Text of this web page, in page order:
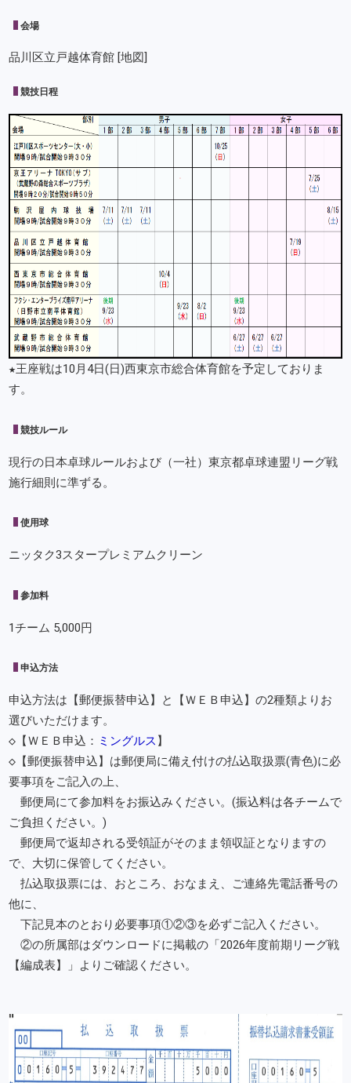
会場
品川区立戸越体育館 [地図]
競技日程
★王座戦は10月4日(日)西東京市総合体育館を予定しておりま
す。
競技ルール
現行の日本卓球ルールおよび（一社）東京都卓球連盟リーグ戦
施行細則に準ずる。
使用球
ニッタク3スタープレミアムクリーン
参加料
1チーム 5,000円
申込方法
申込方法は【郵便振替申込】と【ＷＥＢ申込】の2種類よりお
選びいただけます。
◇【ＷＥＢ申込： ミングルス 】
◇【郵便振替申込】は郵便局に備え付けの払込取扱票(青色)に必
要事項をご記入の上、
郵便局にて参加料をお振込みください。(振込料は各チームで
ご負担ください。)
郵便局で返却される受領証がそのまま領収証となりますの
で、大切に保管してください。
払込取扱票には、おところ、おなまえ、ご連絡先電話番号の
他に、
下記見本のとおり必要事項①②③を必ずご記入ください。
②の所属部はダウンロードに掲載の「2026年度前期リーグ戦
【編成表】」よりご確認ください。